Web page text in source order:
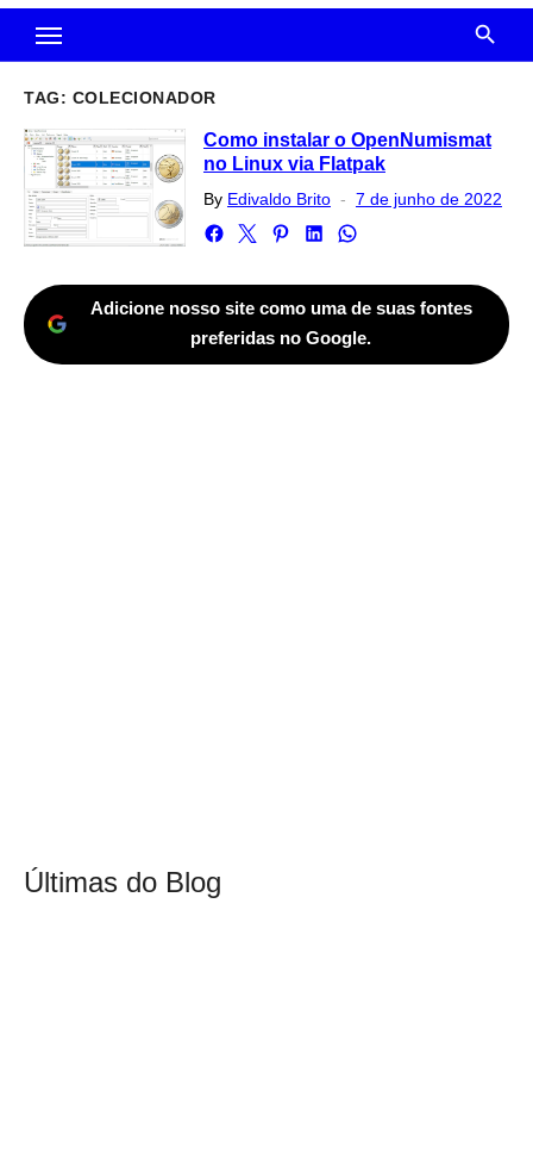
TAG: COLECIONADOR
Como instalar o OpenNumismat
no Linux via Flatpak
By Edivaldo Brito
Posted
7 de junho de 2022
Adicione nosso site como uma de suas fontes
preferidas no Google.
Últimas do Blog